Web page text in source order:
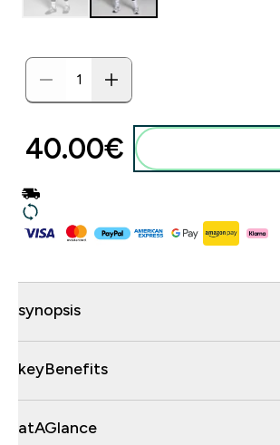
40.00€‎
synopsis
keyBenefits
atAGlance